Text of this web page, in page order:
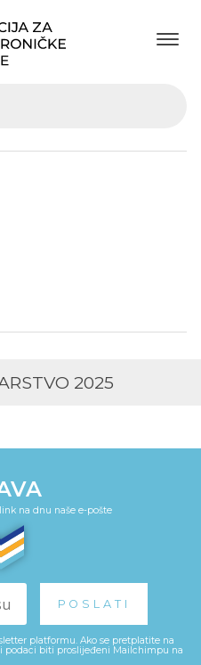
2025
na dnu naše e-pošte
platformu. Ako se pretplatite na
podaci biti proslijeđeni Mailchimpu na